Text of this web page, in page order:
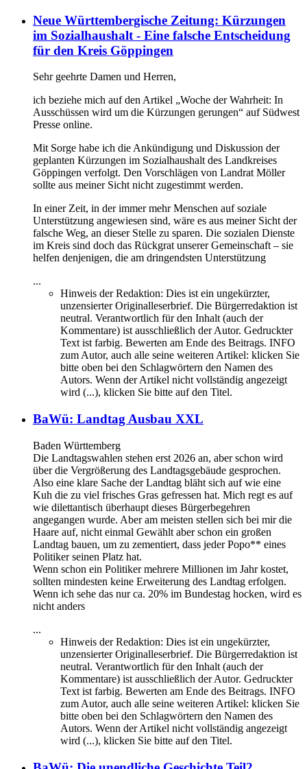
Neue Württembergische Zeitung: Kürzungen
im Sozialhaushalt - Eine falsche Entscheidung
für den Kreis Göppingen
Sehr geehrte Damen und Herren,
ich beziehe mich auf den Artikel „Woche der Wahrheit: In
Ausschüssen wird um die Kürzungen gerungen“ auf Südwest
Presse online.
Mit Sorge habe ich die Ankündigung und Diskussion der
geplanten Kürzungen im Sozialhaushalt des Landkreises
Göppingen verfolgt. Den Vorschlägen von Landrat Möller
sollte aus meiner Sicht nicht zugestimmt werden.
In einer Zeit, in der immer mehr Menschen auf soziale
Unterstützung angewiesen sind, wäre es aus meiner Sicht der
falsche Weg, an dieser Stelle zu sparen. Die sozialen Dienste
im Kreis sind doch das Rückgrat unserer Gemeinschaft – sie
helfen denjenigen, die am dringendsten Unterstützung
...
Hinweis der Redaktion: Dies ist ein ungekürzter,
unzensierter Originalleserbrief. Die Bürgerredaktion ist
neutral. Verantwortlich für den Inhalt (auch der
Kommentare) ist ausschließlich der Autor. Gedruckter
Text ist farbig. Bewerten am Ende des Beitrags. INFO
zum Autor, auch alle seine weiteren Artikel: klicken Sie
bitte oben bei den Schlagwörtern den Namen des
Autors. Wenn der Artikel nicht vollständig angezeigt
wird (...), klicken Sie bitte auf den Titel.
BaWü: Landtag Ausbau XXL
Baden Württemberg
Die Landtagswahlen stehen erst 2026 an, aber schon wird
über die Vergrößerung des Landtagsgebäude gesprochen.
Also eine klare Sache der Landtag bläht sich auf wie eine
Kuh die zu viel frisches Gras gefressen hat. Mich regt es auf
wie dilettantisch überhaupt dieses Bürgerbegehren
angegangen wurde. Aber am meisten stellen sich bei mir die
Haare auf, nicht einmal Gewählt aber schon ein großen
Landtag bauen, um zu zementiert, dass jeder Popo** eines
Politiker seinen Platz hat.
Wenn schon ein Politiker mehrere Millionen im Jahr kostet,
sollten mindesten keine Erweiterung des Landtag erfolgen.
Wenn ich sehe das nur ca. 20% im Bundestag hocken, wird es
nicht anders
...
Hinweis der Redaktion: Dies ist ein ungekürzter,
unzensierter Originalleserbrief. Die Bürgerredaktion ist
neutral. Verantwortlich für den Inhalt (auch der
Kommentare) ist ausschließlich der Autor. Gedruckter
Text ist farbig. Bewerten am Ende des Beitrags. INFO
zum Autor, auch alle seine weiteren Artikel: klicken Sie
bitte oben bei den Schlagwörtern den Namen des
Autors. Wenn der Artikel nicht vollständig angezeigt
wird (...), klicken Sie bitte auf den Titel.